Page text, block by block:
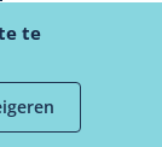
te